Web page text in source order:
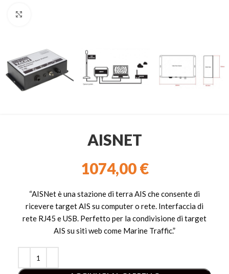
AISNET
1074,00€
“AISNet è una stazione di terra AIS che consente di
ricevere target AIS su computer o rete. Interfaccia di
rete RJ45 e USB. Perfetto per la condivisione di target
AIS su siti web come Marine Traffic.”